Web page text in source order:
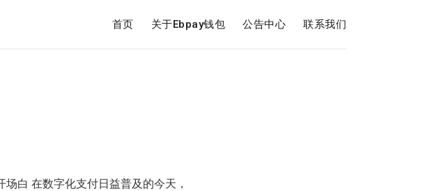
首页 关于Ebpay钱包 公告中心 联系我们
白 在数字化支付日益普及的今天，